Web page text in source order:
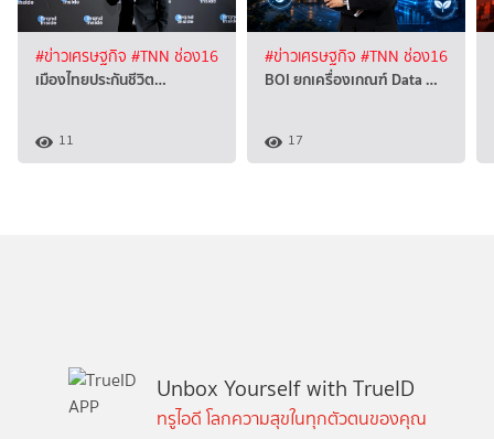
#ข่าวเศรษฐกิจ #TNN ช่อง16
เมืองไทยประกันชีวิต…
11
#ข่าวเศรษฐกิจ #TNN ช่อง16
BOI ยกเครื่องเกณฑ์ Data …
17
Unbox Yourself with TrueID
ทรูไอดี โลกความสุขในทุกตัวตนของคุณ